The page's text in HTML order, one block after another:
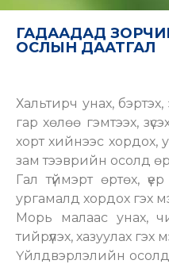
ГАДААДАД
ОСЛЫН ДААТГАЛ
Хальтирч унах, бэртэх,
гар хөлөө гэмтээх,
хорт хийнээс хордох,
зам тээврийн осолд
Гал түймэрт өртөх,
ургамалд хордох гэх
Морь малаас унах,
тийрүүлэх, хазуулах гэх
Үйлдвэрлэлийн осолд